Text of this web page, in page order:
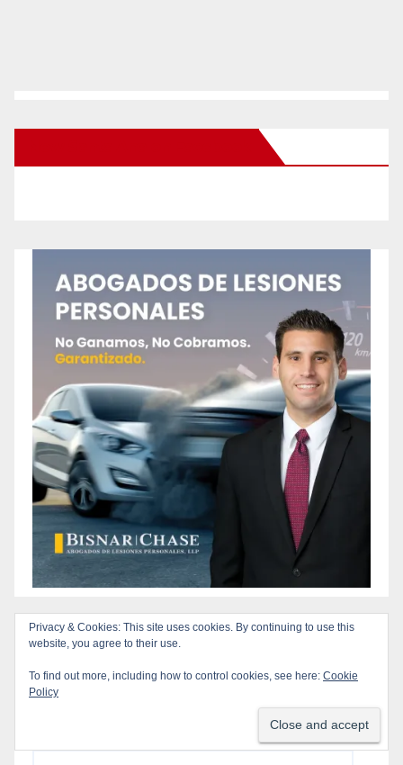
Subscribe to our Blog via Email
Enter your email address to subscribe to this blog
and receive notifications of new posts by email.